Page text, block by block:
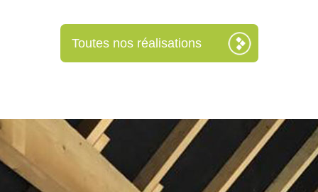
Toutes nos réalisations